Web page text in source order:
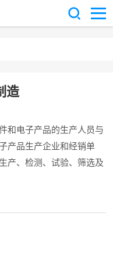
造
和电子产品的生产人员与
产品生产企业和经销单
产、检测、试验、筛选及